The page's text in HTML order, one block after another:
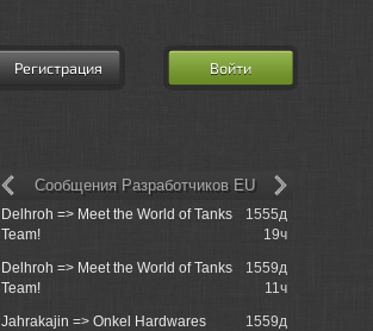
Регистрация Войти
Delhroh => Meet the World of Tanks
Team!
1555д
19ч
Delhroh => Meet the World of Tanks
Team!
1559д
11ч
Jahrakajin => Onkel Hardwares
1559д
Сообщения Разработчиков EU